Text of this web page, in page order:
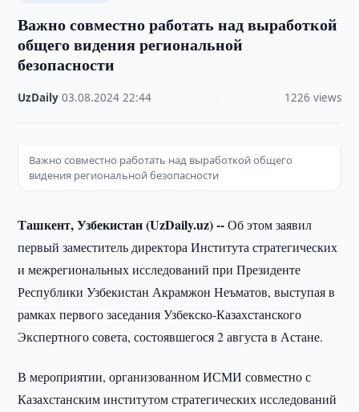
Важно совместно работать над выработкой
общего видения региональной
безопасности
UzDaily ·03.08.2024 ·22:44 1226 views
Важно совместно работать над выработкой общего
видения региональной безопасности
Ташкент, Узбекистан (UzDaily.uz) --Об этом заявил
первый заместитель директора Института стратегических
и межрегиональных исследований при Президенте
Республики Узбекистан Акрамжон Неъматов, выступая в
рамках первого заседания Узбекско-Казахстанского
Экспертного совета, состоявшегося 2 августа в Астане.
В мероприятии, организованном ИСМИ совместно с
Казахстанским институтом стратегических исследований